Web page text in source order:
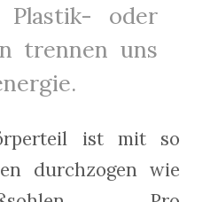
Plastik- oder
trennen uns
ist mit so
durchzogen wie